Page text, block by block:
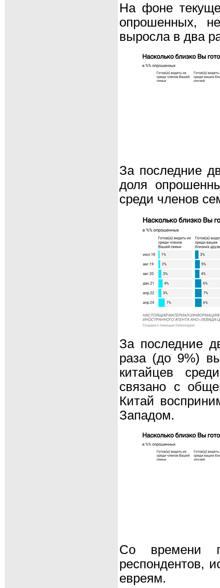
На фоне
опрошенных,
выросла в два
За последние
доля
среди членов
За последние
раза (до 9%)
китайцев
связано с
Китай
Западом.
Со времени
респондентов,
евреям.